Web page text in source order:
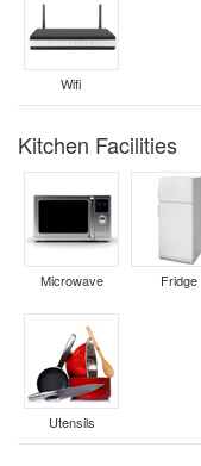
Wifi
Kitchen Facilities
Microwave Fridge
Utensils